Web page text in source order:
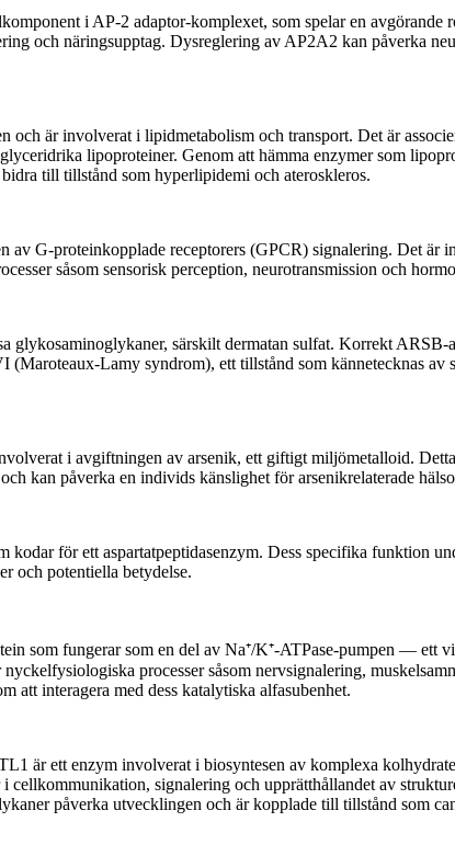
i AP-2 adaptor-komplexet, som spelar en
och näringsupptag. Dysreglering av AP2A2 kan påverka
är involverat i lipidmetabolism och transport. Det är
lipoproteiner. Genom att hämma enzymer som
till tillstånd som hyperlipidemi och ateroskleros.
G-proteinkopplade receptorers (GPCR) signalering. Det är
såsom sensorisk perception, neurotransmission och
glykosaminoglykaner, särskilt dermatan sulfat. Korrekt
Lamy syndrom), ett tillstånd som kännetecknas av
i avgiftningen av arsenik, ett giftigt miljömetalloid.
kan påverka en individs känslighet för arsenikrelaterade
för ett aspartatpeptidasenzym. Dess specifika funktion
och potentiella betydelse.
som fungerar som en del av Na⁺/K⁺-ATPase-pumpen — ett
processer såsom nervsignalering,
att interagera med dess katalytiska alfasubenhet.
är ett enzym involverat i biosyntesen av komplexa
cellkommunikation, signalering och upprätthållandet av
påverka utvecklingen och är kopplade till tillstånd som